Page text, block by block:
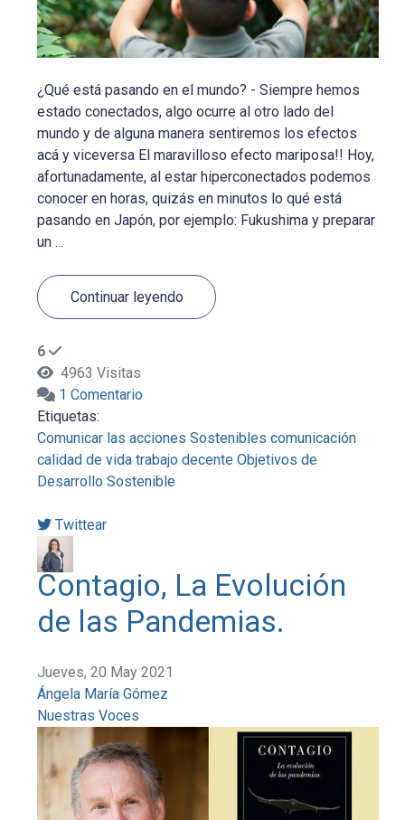
¿Qué está pasando en el mundo? - Siempre hemos
estado conectados, algo ocurre al otro lado del
mundo y de alguna manera sentiremos los efectos
acá y viceversa El maravilloso efecto mariposa!! Hoy,
afortunadamente, al estar hiperconectados podemos
conocer en horas, quizás en minutos lo qué está
pasando en Japón, por ejemplo: Fukushima y preparar
un ...
Continuar leyendo
6
4963 Visitas
1 Comentario
Etiquetas:
Comunicar las acciones Sostenibles comunicación
calidad de vida trabajo decente Objetivos de
Desarrollo Sostenible
Twittear
Contagio, La Evolución
de las Pandemias.
Jueves, 20 May 2021
Ángela María Gómez
Nuestras Voces